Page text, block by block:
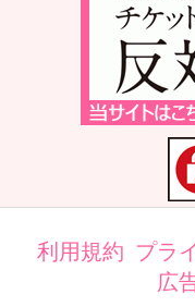
利用規約 プラ
広